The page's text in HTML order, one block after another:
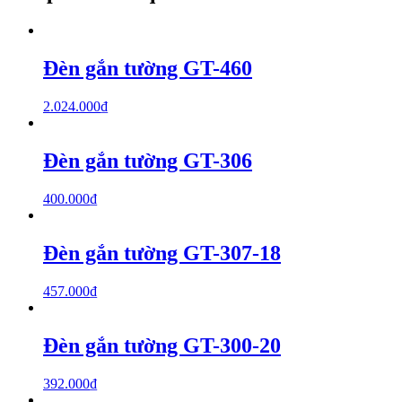
Đèn gắn tường GT-460
2.024.000₫
Đèn gắn tường GT-306
400.000₫
Đèn gắn tường GT-307-18
457.000₫
Đèn gắn tường GT-300-20
392.000₫